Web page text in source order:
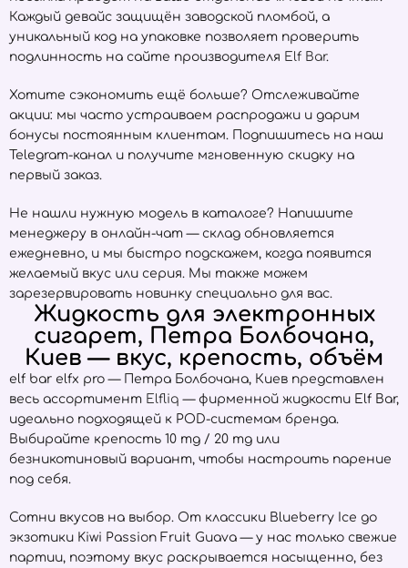
Каждый девайс защищён заводской пломбой, а
уникальный код на упаковке позволяет проверить
подлинность на сайте производителя Elf Bar.
Хотите сэкономить ещё больше? Отслеживайте
акции: мы часто устраиваем распродажи и дарим
бонусы постоянным клиентам. Подпишитесь на наш
Telegram-канал и получите мгновенную скидку на
первый заказ.
Не нашли нужную модель в каталоге? Напишите
менеджеру в онлайн-чат — склад обновляется
ежедневно, и мы быстро подскажем, когда появится
желаемый вкус или серия. Мы также можем
зарезервировать новинку специально для вас.
Жидкость для электронных
сигарет, Петра Болбочана,
Киев — вкус, крепость, объём
elf bar elfx pro — Петра Болбочана, Киев представлен
весь ассортимент Elfliq — фирменной жидкости Elf Bar,
идеально подходящей к POD-системам бренда.
Выбирайте крепость 10 mg / 20 mg или
безникотиновый вариант, чтобы настроить парение
под себя.
Сотни вкусов на выбор. От классики Blueberry Ice до
экзотики Kiwi Passion Fruit Guava — у нас только свежие
партии, поэтому вкус раскрывается насыщенно, без